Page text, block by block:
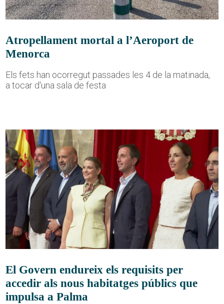
Atropellament mortal a l’Aeroport de
Menorca
Els fets han ocorregut passades les 4 de la matinada,
a tocar d'una sala de festa
El Govern endureix els requisits per
accedir als nous habitatges públics que
impulsa a Palma